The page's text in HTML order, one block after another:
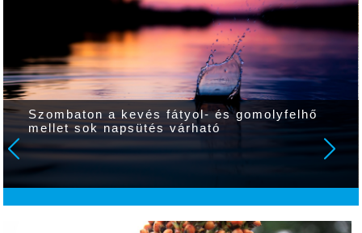
Szombaton a kevés fátyol- és gomolyfelhő
mellet sok napsütés várható